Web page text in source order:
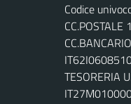
Codice
CC.BANCARIO
TESORERIA